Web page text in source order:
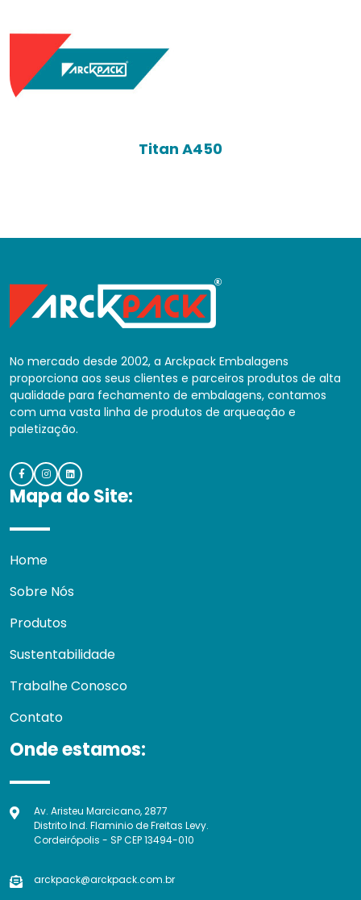
Titan A450
No mercado desde 2002, a Arckpack Embalagens
proporciona aos seus clientes e parceiros produtos de alta
qualidade para fechamento de embalagens, contamos
com uma vasta linha de produtos de arqueação e
paletização.
Mapa do Site:
Home
Sobre Nós
Produtos
Sustentabilidade
Trabalhe Conosco
Contato
Onde estamos:
Av. Aristeu Marcicano, 2877
Distrito Ind. Flaminio de Freitas Levy.
Cordeirópolis - SP CEP 13494-010
arckpack@arckpack.com.br